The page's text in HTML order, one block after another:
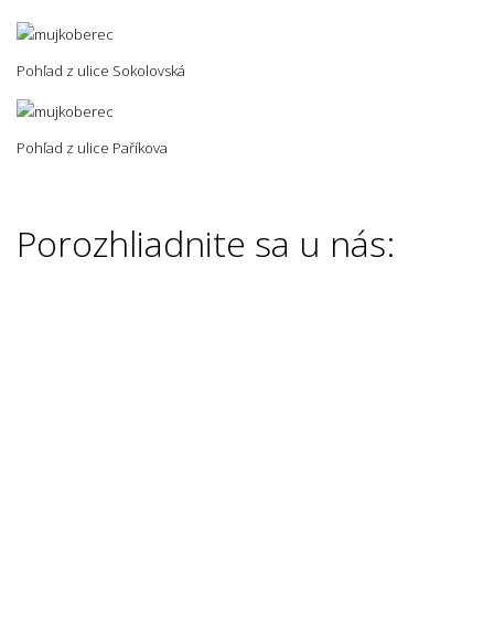
Pohľad z ulice Sokolovská
Pohľad z ulice Paříkova
Porozhliadnite sa u nás: